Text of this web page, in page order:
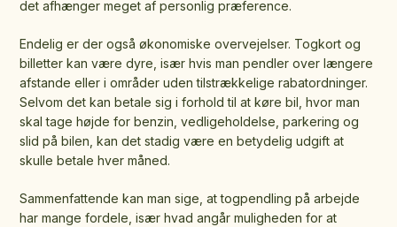
det afhænger meget af personlig præference.
Endelig er der også økonomiske overvejelser. Togkort og
billetter kan være dyre, især hvis man pendler over længere
afstande eller i områder uden tilstrækkelige rabatordninger.
Selvom det kan betale sig i forhold til at køre bil, hvor man
skal tage højde for benzin, vedligeholdelse, parkering og
slid på bilen, kan det stadig være en betydelig udgift at
skulle betale hver måned.
Sammenfattende kan man sige, at togpendling på arbejde
har mange fordele, især hvad angår muligheden for at